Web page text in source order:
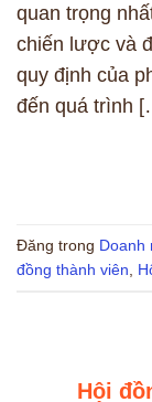
quan trọng
chiến lược và
quy định của
đến quá trình
Đăng trong Doanh
đồng thành viên
Hội